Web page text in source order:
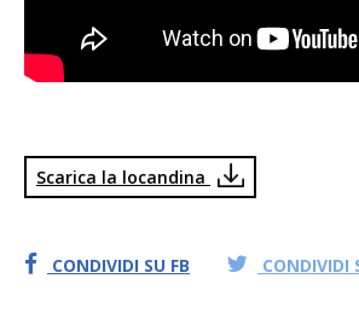
Scarica la locandina
CONDIVIDI SU FB CONDIVIDI